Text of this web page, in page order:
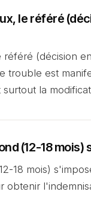
le référé
référé (décision
trouble est
la
(12-18 mois)
18 mois)
obtenir